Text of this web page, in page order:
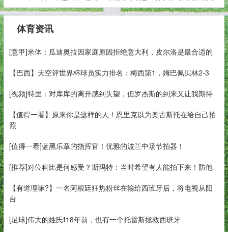
体育资讯
[意甲]米体：瓜迪奥拉因家庭原因拒绝意大利，皮尔洛是最合适的
【巴西】天空评世界杯球员实力排名：梅西第1，姆巴佩贝林2-3
[视频]特里：对库库的离开感到失望，但罗杰斯的到来又让我期待
【值得一看】原来你是这样的人！恩里克以为奥古斯托在给自己拍
照
[值得一看]蓝黑乐章的指挥官！优雅的波兰中场节拍器！
[推荐]对位科比是何感受？斯玛特：当时希望有人能拍下来！防他
【有道理嘛?】一名阿根廷狂热粉丝在输给西班牙后，将电视从阳
台
[足球]伟大的姓氏❗️18年前，也有一个托雷斯拯救西班牙